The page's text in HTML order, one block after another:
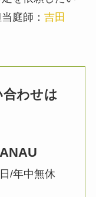
庭師： 吉田
合わせは
/年中無休